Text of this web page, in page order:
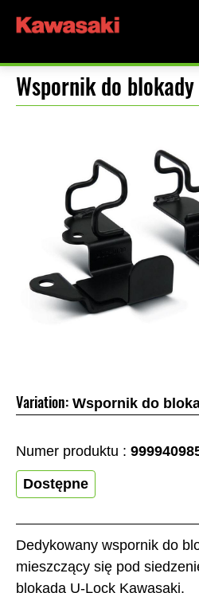
Wspornik do
Dedykowany wspornik do
mieszczący się pod
blokadą U-Lock Kawasaki.
Variation: Wspornik do
Numer produktu :
Dostępne